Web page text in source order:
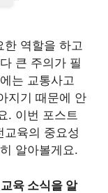
한 역할을 하고
큰 주의가 필
는 교통사고
지기 때문에 안
. 이번 포스트
교육의 중요성
알아볼게요.
육 소식을 알